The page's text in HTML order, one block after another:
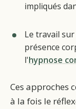
impliqués
Le travail sur
présence
l'hypnose
Ces approches
à la fois le